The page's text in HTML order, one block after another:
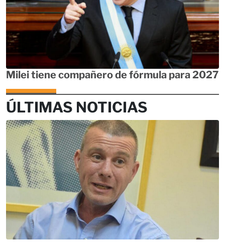
Milei tiene compañero de fórmula para 2027
ÚLTIMAS NOTICIAS